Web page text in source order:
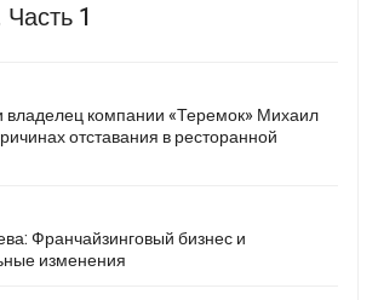
1
владелец компании «Теремок» Михаил
отставания в ресторанной
Франчайзинговый бизнес и
изменения